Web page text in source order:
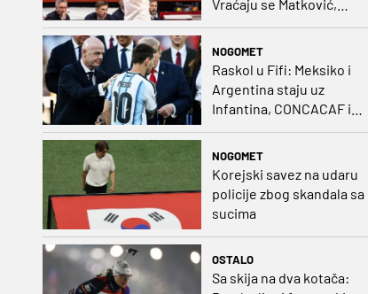
Vraćaju se Matković,
Nakić i Drežnjak
NOGOMET
Raskol u Fifi: Meksiko i
Argentina staju uz
Infantina, CONCACAF i
CONMEBOL više nisu
NOGOMET
Korejski savez na udaru
policije zbog skandala sa
sucima
OSTALO
Sa skija na dva kotača: